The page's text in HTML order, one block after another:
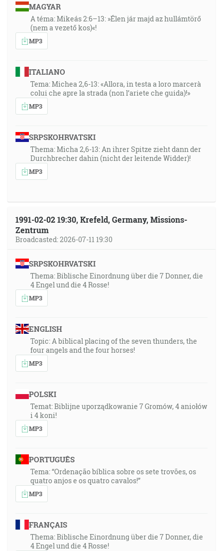
MAGYAR
A téma: Mikeás 2:6–13: »Élen jár majd az hullámtörő
(nem a vezető kos)«!
MP3
ITALIANO
Tema: Michea 2,6-13: «Allora, in testa a loro marcerà
colui che apre la strada (non l’ariete che guida)!»
MP3
SRPSKOHRVATSKI
Thema: Micha 2,6-13: An ihrer Spitze zieht dann der
Durchbrecher dahin (nicht der leitende Widder)!
MP3
1991-02-02 19:30, Krefeld, Germany, Missions-
Zentrum
Broadcasted: 2026-07-11 19:30
SRPSKOHRVATSKI
Thema: Biblische Einordnung über die 7 Donner, die
4 Engel und die 4 Rosse!
MP3
ENGLISH
Topic: A biblical placing of the seven thunders, the
four angels and the four horses!
MP3
POLSKI
Temat: Biblijne uporządkowanie 7 Gromów, 4 aniołów
i 4 koni!
MP3
PORTUGUÊS
Tema: “Ordenação bíblica sobre os sete trovões, os
quatro anjos e os quatro cavalos!”
MP3
FRANÇAIS
Thema: Biblische Einordnung über die 7 Donner, die
4 Engel und die 4 Rosse!